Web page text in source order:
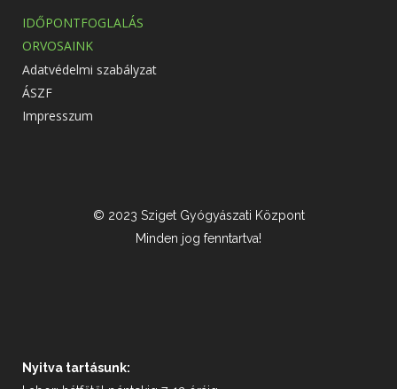
IDŐPONTFOGLALÁS
ORVOSAINK
Adatvédelmi szabályzat
ÁSZF
Impresszum
© 2023 Sziget Gyógyászati Központ
Minden jog fenntartva!
Nyitva tartásunk: